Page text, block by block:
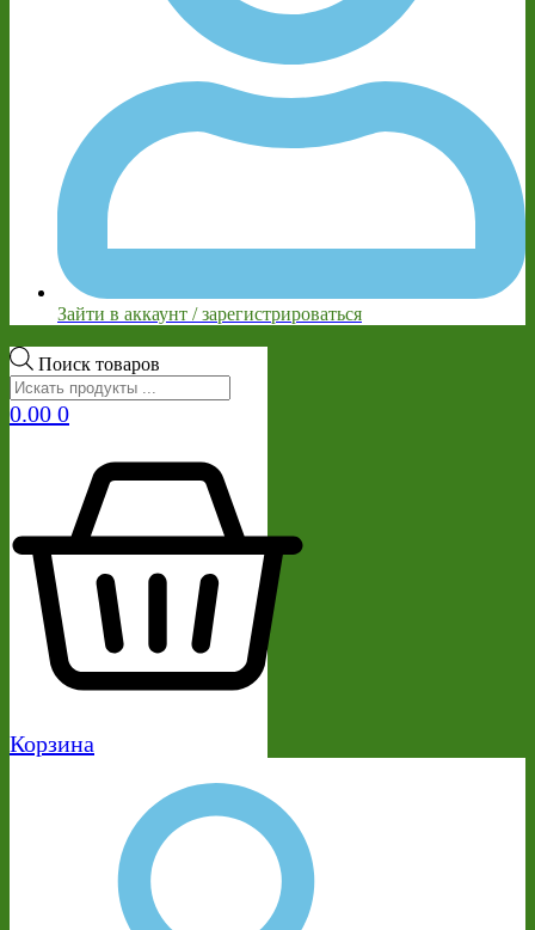
Зайти в аккаунт / зарегистрироваться
Поиск товаров
0.00 0
Корзина